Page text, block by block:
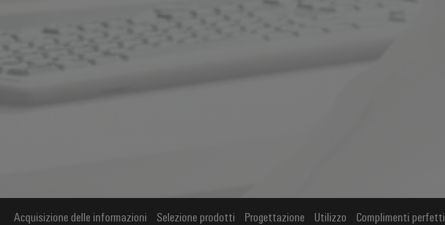
Acquisizione delle informazioni Selezione prodotti Progettazione Utilizzo Complimenti perfetti